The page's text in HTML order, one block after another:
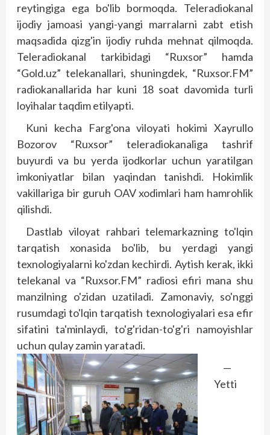
reytingiga ega bo'lib bormoqda. Teleradiokanal
ijodiy jamoasi yangi-yangi marralarni zabt etish
maqsadida qizg'in ijodiy ruhda mehnat qilmoqda.
Teleradiokanal tarkibidagi “Ruxsor” hamda
“Gold.uz” telekanallari, shuningdek, “Ruxsor.FM”
radiokanallarida har kuni 18 soat davomida turli
loyihalar taqdim etilyapti.
Kuni kecha Farg'ona viloyati hokimi Xayrullo
Bozorov “Ruxsor” teleradiokanaliga tashrif
buyurdi va bu yerda ijodkorlar uchun yaratilgan
imkoniyatlar bilan yaqindan tanishdi. Hokimlik
vakillariga bir guruh OAV xodimlari ham hamrohlik
qilishdi.
Dastlab viloyat rahbari telemarkazning to'lqin
tarqatish xonasida bo'lib, bu yerdagi yangi
texnologiyalarni ko'zdan kechirdi. Aytish kerak, ikki
telekanal va “Ruxsor.FM” radiosi efiri mana shu
manzilning o'zidan uzatiladi. Zamonaviy, so'nggi
rusumdagi to'lqin tarqatish texnologiyalari esa efir
sifatini ta'minlaydi, to'g'ridan-to'g'ri namoyishlar
uchun qulay zamin yaratadi.
—
Yetti